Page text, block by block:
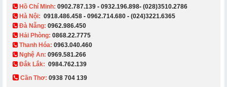
​ Hồ Chí Minh: 0902.787.139 - 0932.196.898- (028)3510.2786
Hà Nội: 0918.486.458 - 0962.714.680 - (024)3221.6365
Đà Nẵng: 0962.986.450
Hải Phòng: 0868.22.7775
Thanh Hóa: 0963.040.460
Nghệ An: 0969.581.266
Đắk Lắk: 0984.762.139
Cần Thơ: 0938 704 139​